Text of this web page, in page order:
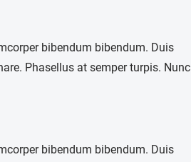
bibendum bibendum. Duis
Phasellus at semper turpis. Nunc
bibendum bibendum. Duis